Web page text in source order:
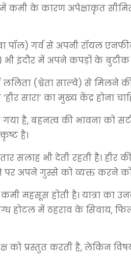
में कमी के कारण अपेक्षाकृत
पॉल) गर्व से अपनी रॉयल
इंदौर में अपने कपड़ों के बुटीक
ललिता (श्वेता साल्वे) से
सारा’ का मुख्य केंद्र होना
है, बहनत्व की भावना को
है।
भी देती रहती है। हीर
अपने गुस्से को व्यक्त करने को
कमी महसूस होती है। यात्रा
होटल में ठहराव के सिवाय,
प्रस्तुत करती है, लेकिन